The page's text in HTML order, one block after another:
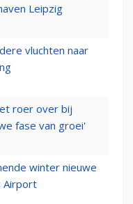
Leipzig
vluchten naar
roer over bij
fase van groei'
winter nieuwe
Airport